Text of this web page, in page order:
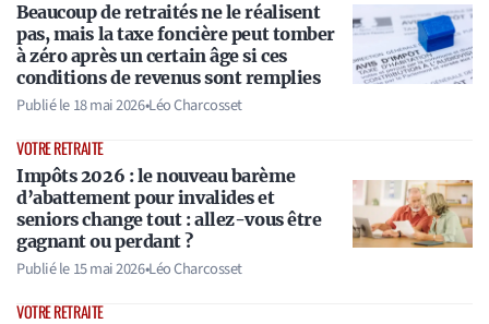
Beaucoup de retraités ne le réalisent
pas, mais la taxe foncière peut tomber
à zéro après un certain âge si ces
conditions de revenus sont remplies
Publié le18 mai 2026•Léo Charcosset
VOTRE RETRAITE
Impôts 2026 : le nouveau barème
d’abattement pour invalides et
seniors change tout : allez-vous être
gagnant ou perdant ?
Publié le15 mai 2026•Léo Charcosset
VOTRE RETRAITE